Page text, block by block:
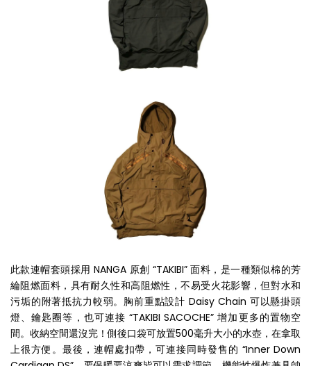
此款連帽套頭採用 NANGA 原創 “TAKIBI” 面料，是一種類似棉的芳
綸阻燃面料，具有耐久性和高阻燃性，不易受火花影響，但對水和
污垢的附著抵抗力較弱。胸前重點設計 Daisy Chain 可以懸掛頭
燈、鑰匙圈等，也可連接 “TAKIBI SACOCHE” 增加更多的置物空
間。收納空間還沒完！側後口袋可放置500毫升大小的水壺，在拿取
上很方便。最後，連帽處扣帶，可連接同時發售的 “Inner Down